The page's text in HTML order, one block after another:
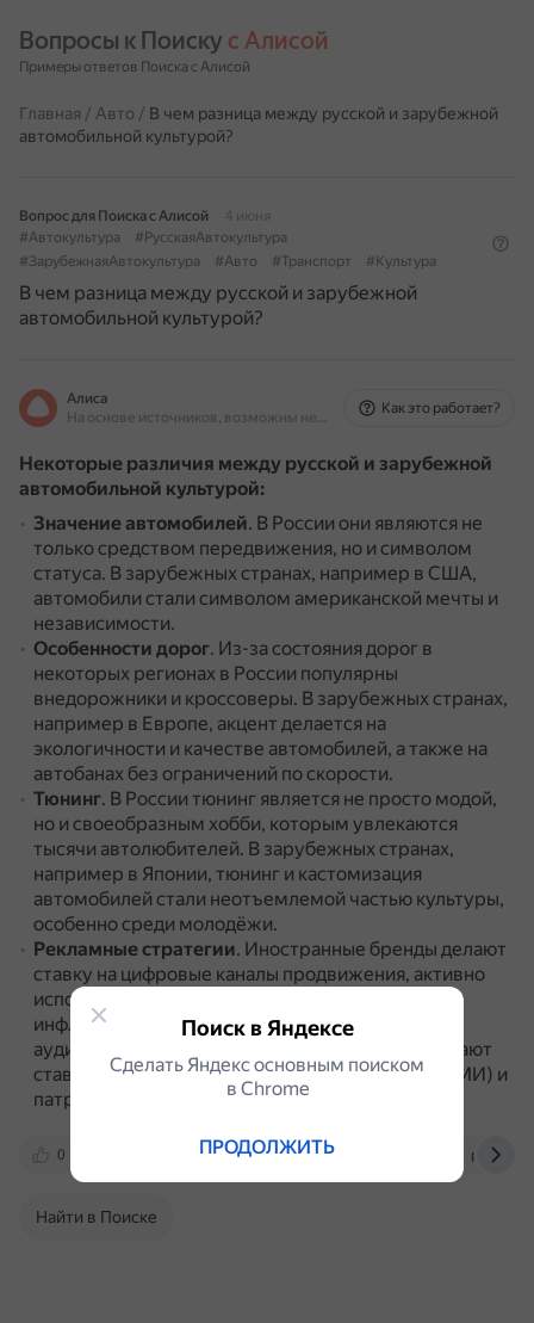
Вопросы к Поиску с Алисой
Примеры ответов Поиска с Алисой
Главная / Авто / В чем разница между русской и зарубежной
автомобильной культурой?
Вопрос для Поиска с Алисой
4 июня
#Автокультура
#РусскаяАвтокультура
#ЗарубежнаяАвтокультура
#Авто #Транспорт #Культура
В чем разница между русской и зарубежной
автомобильной культурой?
Алиса
На основе источников, возможны неточности
Как это работает?
Некоторые различия между русской и зарубежной
автомобильной культурой:
Значение автомобилей. В России они являются не
только средством передвижения, но и символом
статуса. В зарубежных странах, например в США,
автомобили стали символом американской мечты и
независимости.
Особенности дорог. Из-за состояния дорог в
некоторых регионах в России популярны
внедорожники и кроссоверы. В зарубежных странах,
например в Европе, акцент делается на
экологичности и качестве автомобилей, а также на
автобанах без ограничений по скорости.
Тюнинг. В России тюнинг является не просто модой,
но и своеобразным хобби, которым увлекаются
тысячи автолюбителей. В зарубежных странах,
например в Японии, тюнинг и кастомизация
автомобилей стали неотъемлемой частью культуры,
особенно среди молодёжи.
Рекламные стратегии. Иностранные бренды делают
ставку на цифровые каналы продвижения, активно
используя социальные сети и сотрудничество с
инфлюенсерами для привлечения молодой
аудитории.
Российские автопроизводители делают
ставку на традиционные медиа (ТВ, печатные СМИ) и
патриотические кампании.
0 thewallmagazine.ru profile.ru
Найти в Поиске
Поиск в Яндексе
Сделать Яндекс основным поиском
в Сhrome
ПРОДОЛЖИТЬ